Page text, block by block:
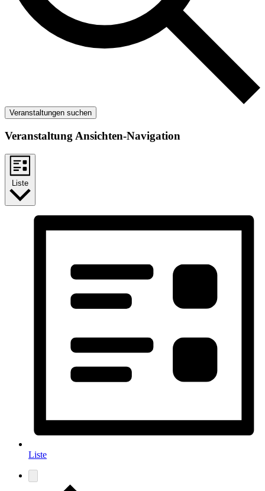
Veranstaltungen suchen
Veranstaltung Ansichten-Navigation
Liste
Liste